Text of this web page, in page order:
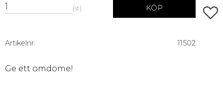
st KÖP
Artikelnr 11502
Ge ett omdöme!